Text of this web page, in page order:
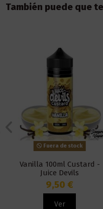
También puede que
Fuera de stock
Vanilla 100ml Custard -
Juice Devils
9,50 €
Ver